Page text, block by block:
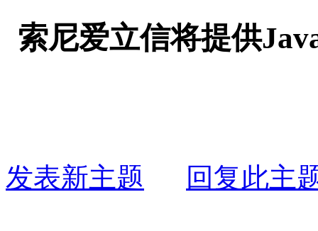
索尼爱立信将提供
发表新主题 回复此主